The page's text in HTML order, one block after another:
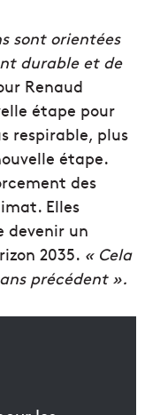
sont orientées
durable et de
Renaud
étape pour
respirable, plus
étape.
des
Elles
devenir un
2035. « Cela
précédent ».